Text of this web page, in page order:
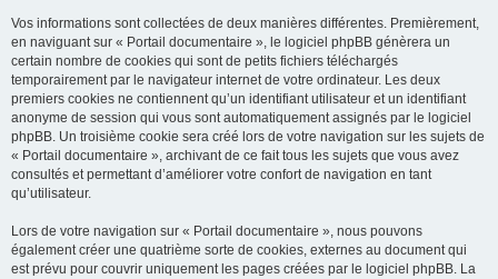
Vos informations sont collectées de deux manières différentes. Premièrement,
en naviguant sur « Portail documentaire », le logiciel phpBB génèrera un
certain nombre de cookies qui sont de petits fichiers téléchargés
temporairement par le navigateur internet de votre ordinateur. Les deux
premiers cookies ne contiennent qu’un identifiant utilisateur et un identifiant
anonyme de session qui vous sont automatiquement assignés par le logiciel
phpBB. Un troisième cookie sera créé lors de votre navigation sur les sujets de
« Portail documentaire », archivant de ce fait tous les sujets que vous avez
consultés et permettant d’améliorer votre confort de navigation en tant
qu’utilisateur.
Lors de votre navigation sur « Portail documentaire », nous pouvons
également créer une quatrième sorte de cookies, externes au document qui
est prévu pour couvrir uniquement les pages créées par le logiciel phpBB. La